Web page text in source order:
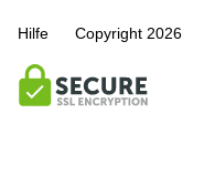
Hilfe Copyright 2026